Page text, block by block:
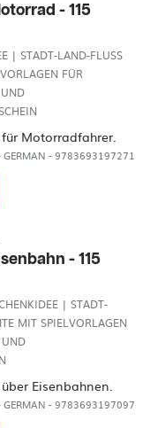
- 115
| STADT-LAND-FLUSS
FÜR
Motorradfahrer.
GERMAN - 9783693197271
- 115
| STADT-
MIT SPIELVORLAGEN
Eisenbahnen.
GERMAN - 9783693197097